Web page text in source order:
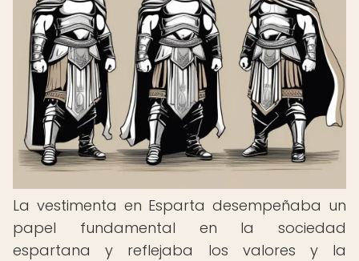
La vestimenta en Esparta desempeñaba un
papel fundamental en la sociedad
espartana y reflejaba los valores y la